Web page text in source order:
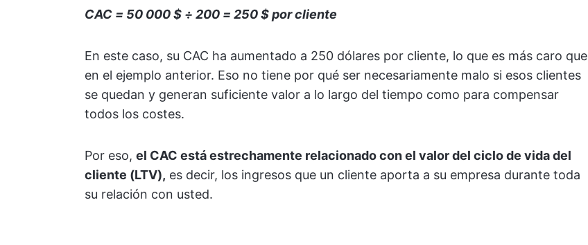
CAC = 50 000 $ ÷ 200 = 250 $ por cliente
En este caso, su CAC ha aumentado a 250 dólares por cliente, lo que es más caro que
en el ejemplo anterior. Eso no tiene por qué ser necesariamente malo si esos clientes
se quedan y generan suficiente valor a lo largo del tiempo como para compensar
todos los costes.
Por eso, el CAC está estrechamente relacionado con el valor del ciclo de vida del
cliente (LTV), es decir, los ingresos que un cliente aporta a su empresa durante toda
su relación con usted.